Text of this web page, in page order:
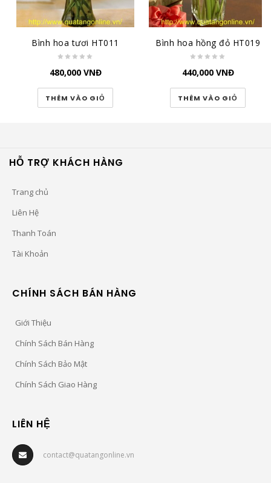
Bình hoa tươi HT011
480,000 VNĐ
THÊM VÀO GIỎ
Bình hoa hồng đỏ HT019
440,000 VNĐ
THÊM VÀO GIỎ
HỖ TRỢ KHÁCH HÀNG
Trang chủ
Liên Hệ
Thanh Toán
Tài Khoản
CHÍNH SÁCH BÁN HÀNG
Giới Thiệu
Chính Sách Bán Hàng
Chính Sách Bảo Mật
Chính Sách Giao Hàng
LIÊN HỆ
contact@quatangonline.vn